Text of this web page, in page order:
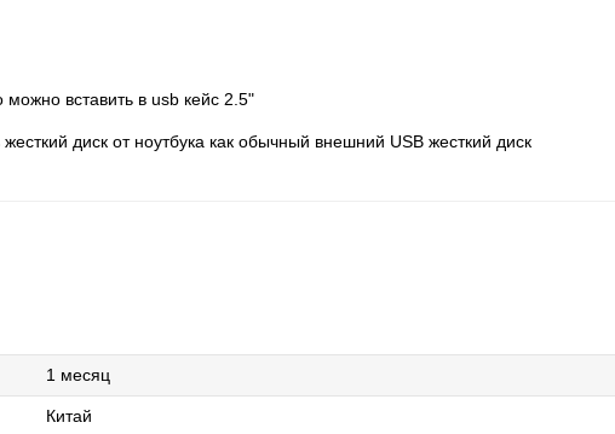
можно вставить в usb кейс 2.5"
диск от ноутбука как обычный внешний USB жесткий диск
1 месяц
Китай